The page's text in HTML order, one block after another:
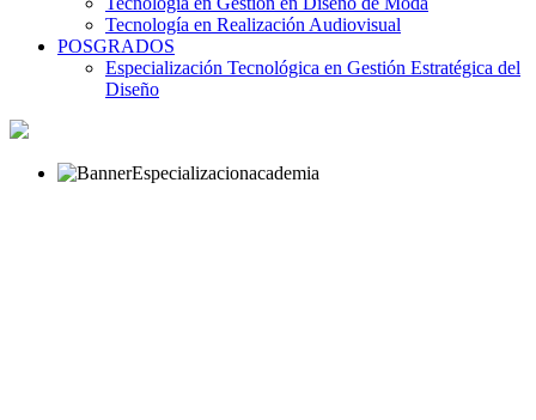
Tecnología en Realización Audiovisual
POSGRADOS
Especialización Tecnológica en Gestión Estratégica del
Diseño